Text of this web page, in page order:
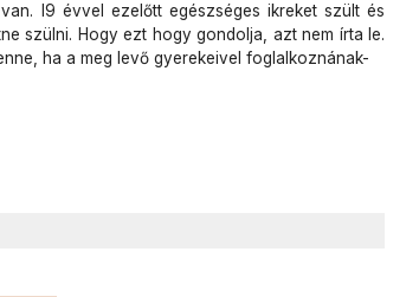
I9 évvel ezelőtt egészséges ikreket szült és
szülni. Hogy ezt hogy gondolja, azt nem írta le.
ha a meg levő gyerekeivel foglalkoznának-